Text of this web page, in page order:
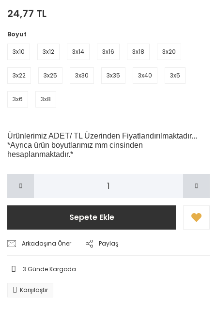
24,77 TL
Boyut
3x10 3x12 3x14 3x16 3x18 3x20
3x22 3x25 3x30 3x35 3x40 3x5
3x6 3x8
Ürünlerimiz ADET/ TL Üzerinden Fiyatlandırılmaktadır...
*Ayrıca ürün boyutlarımız mm cinsinden
hesaplanmaktadır.*
Sepete Ekle
Arkadaşına Öner Paylaş
3 Günde Kargoda
Karşılaştır